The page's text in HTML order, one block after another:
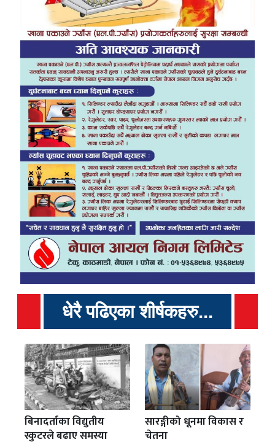
धेरै पढिएका शीर्षकहरु...
बिनादर्ताका विद्युतीय
स्कुटरले बढाए समस्या
सारङ्गीको धूनमा विकास र
चेतना